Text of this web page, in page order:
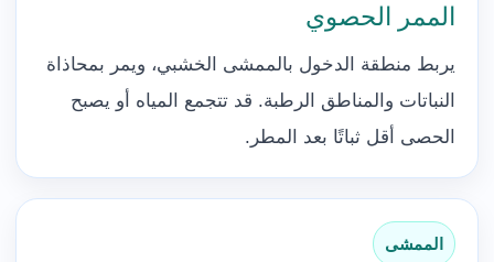
الممر الحصوي
يربط منطقة الدخول بالممشى الخشبي، ويمر بمحاذاة
النباتات والمناطق الرطبة. قد تتجمع المياه أو يصبح
الحصى أقل ثباتًا بعد المطر.
الممشى